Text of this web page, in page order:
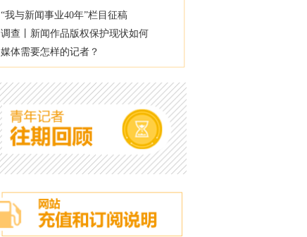
“我与新闻事业40年”栏目征稿
调查丨新闻作品版权保护现状如何
媒体需要怎样的记者？